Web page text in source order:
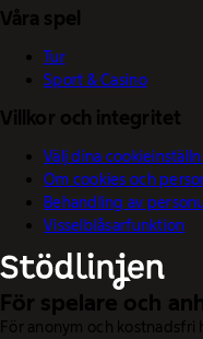
Våra spel
Tur
Sport & Casino
Villkor och integritet
Välj dina
Om cookies och
Behandling av
Visselblåsarfunktion
För spelare och
För anonym och kostnadsfri